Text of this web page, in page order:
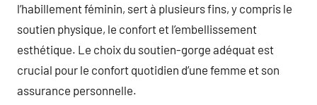
l’habillement féminin, sert à plusieurs fins, y compris le
soutien physique, le confort et l’embellissement
esthétique. Le choix du soutien-gorge adéquat est
crucial pour le confort quotidien d’une femme et son
assurance personnelle.